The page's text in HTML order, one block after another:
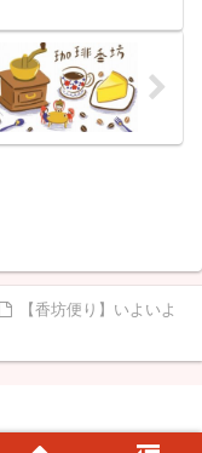
【香坊便り】いよいよ